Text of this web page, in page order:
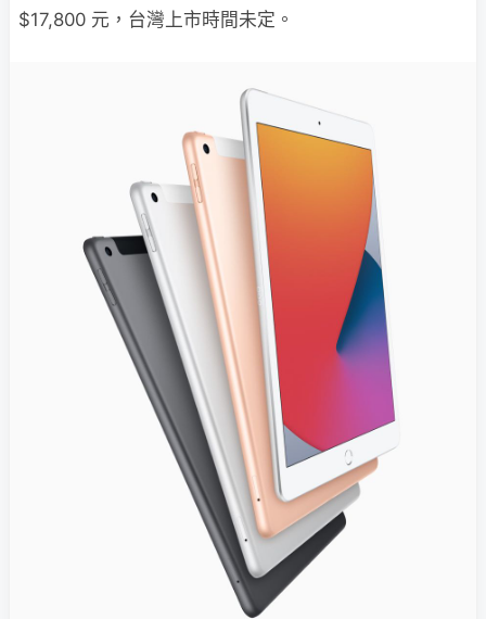
$17,800 元，台灣上市時間未定。